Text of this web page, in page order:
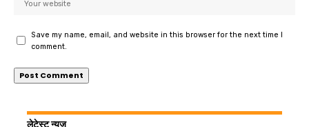
Save my name, email, and website in this browser for the next time I
comment.
लेटेस्ट न्यूज़